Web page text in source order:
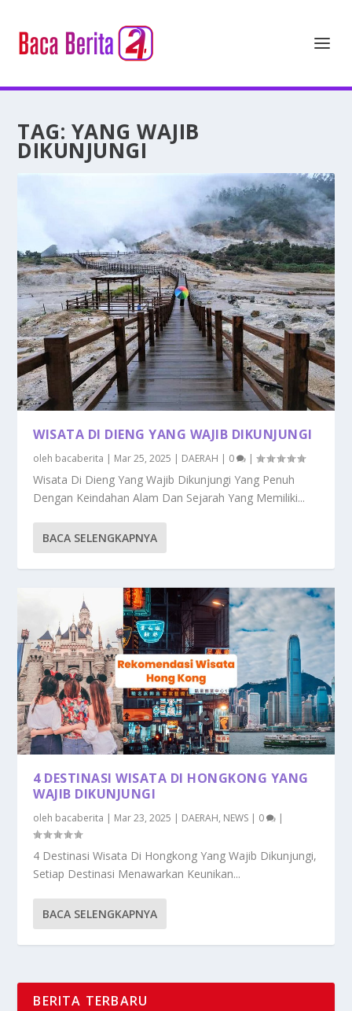
TAG: YANG WAJIB
DIKUNJUNGI
WISATA DI DIENG YANG WAJIB DIKUNJUNGI
oleh bacaberita | Mar 25, 2025 | DAERAH | 0 |
Wisata Di Dieng Yang Wajib Dikunjungi Yang Penuh
Dengan Keindahan Alam Dan Sejarah Yang Memiliki...
BACA SELENGKAPNYA
4 DESTINASI WISATA DI HONGKONG YANG
WAJIB DIKUNJUNGI
oleh bacaberita | Mar 23, 2025 | DAERAH, NEWS | 0 |
4 Destinasi Wisata Di Hongkong Yang Wajib Dikunjungi,
Setiap Destinasi Menawarkan Keunikan...
BACA SELENGKAPNYA
BERITA TERBARU